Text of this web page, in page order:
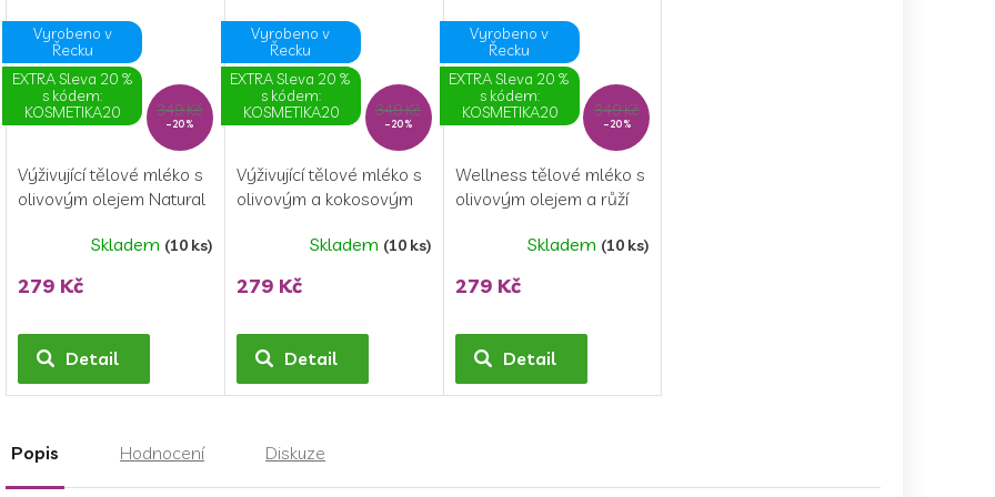
Vyrobeno v
Řecku
EXTRA Sleva 20 %
s kódem:
KOSMETIKA20
349 Kč
–20 %
Výživující tělové mléko s
olivovým olejem Natural
Skladem (10 ks)
279 Kč
Detail
Vyrobeno v
Řecku
EXTRA Sleva 20 %
s kódem:
KOSMETIKA20
349 Kč
–20 %
Výživující tělové mléko s
olivovým a kokosovým
Skladem (10 ks)
279 Kč
Detail
Vyrobeno v
Řecku
EXTRA Sleva 20 %
s kódem:
KOSMETIKA20
349 Kč
–20 %
Wellness tělové mléko s
olivovým olejem a růží
Skladem (10 ks)
279 Kč
Detail
Popis Hodnocení Diskuze